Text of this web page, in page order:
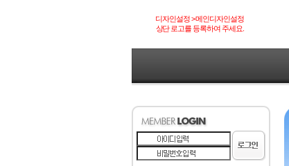
디자인설정 > 메인디자인설정
상단 로고를 등록하여 주세요.